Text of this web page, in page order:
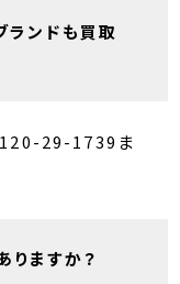
ンドも買取
29-1739ま
ますか？